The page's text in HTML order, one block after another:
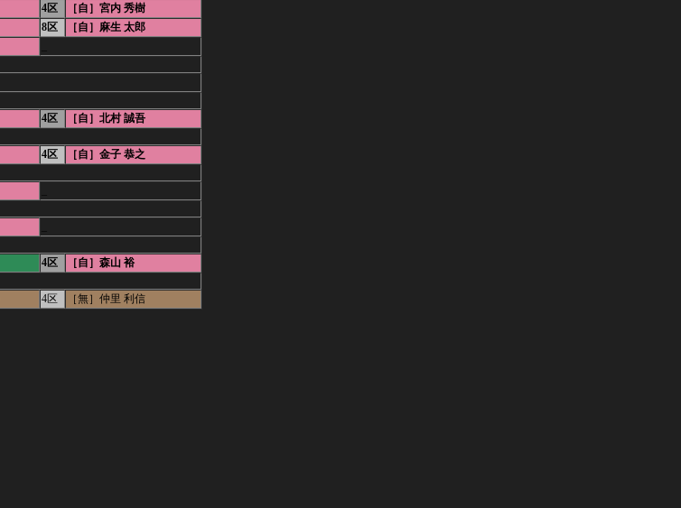
4区
［自］宮内 秀樹
8区
［自］麻生 太郎
4区
［自］北村 誠吾
4区
［自］金子 恭之
4区
［自］森山 裕
4区 ［無］仲里 利信